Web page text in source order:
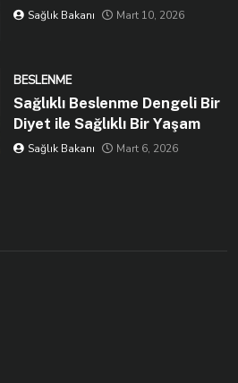
Sağlık Bakanı Mart 10, 2026
BESLENME
Sağlıklı Beslenme Dengeli Bir
Diyet ile Sağlıklı Bir Yaşam
Sağlık Bakanı Mart 6, 2026